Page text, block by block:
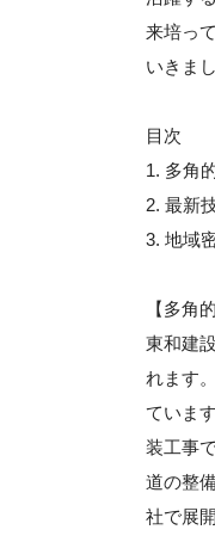
来培っ
いきま
目次
1. 多角
2. 最新
3. 地域
【多角
東和建
れます
ていま
装工事
道の整
社で展